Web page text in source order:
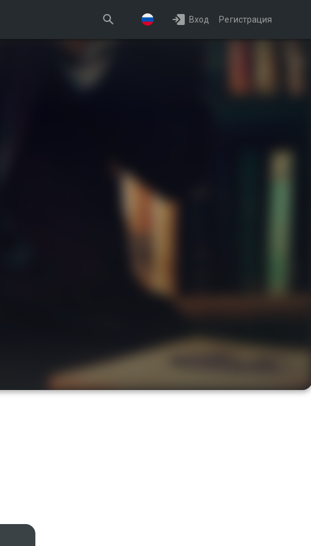
Вход Регистрация